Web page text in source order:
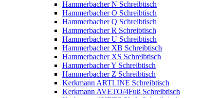
Hammerbacher N Schreibtisch
Hammerbacher O Schreibtisch
Hammerbacher Q Schreibtisch
Hammerbacher R Schreibtisch
Hammerbacher U Schreibtisch
Hammerbacher XB Schreibtisch
Hammerbacher XS Schreibtisch
Hammerbacher Y Schreibtisch
Hammerbacher Z Schreibtisch
Kerkmann ARTLINE Schreibtisch
Kerkmann AVETO/4Fuß Schreibtisch